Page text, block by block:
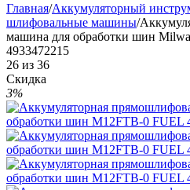
Главная/Аккумуляторный
шлифовальные машины/
машина для обработки шин
4933472215
26 из 36
Скидка
3%